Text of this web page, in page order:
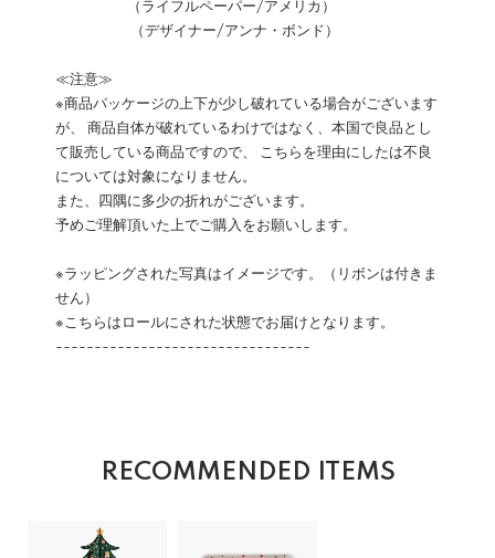
（ライフルペーパー/アメリカ）
（デザイナー/アンナ・ボンド）
≪注意≫
※商品パッケージの上下が少し破れている場合がございます
が、 商品自体が破れているわけではなく、本国で良品とし
て販売している商品ですので、 こちらを理由にしたは不良
については対象になりません。
また、四隅に多少の折れがございます。
予めご理解頂いた上でご購入をお願いします。
※ラッピングされた写真はイメージです。（リボンは付きま
せん）
※こちらはロールにされた状態でお届けとなります。
---------------------------------
RECOMMENDED ITEMS